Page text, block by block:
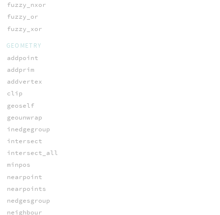
fuzzy_nxor
fuzzy_or
fuzzy_xor
GEOMETRY
addpoint
addprim
addvertex
clip
geoself
geounwrap
inedgegroup
intersect
intersect_all
minpos
nearpoint
nearpoints
nedgesgroup
neighbour